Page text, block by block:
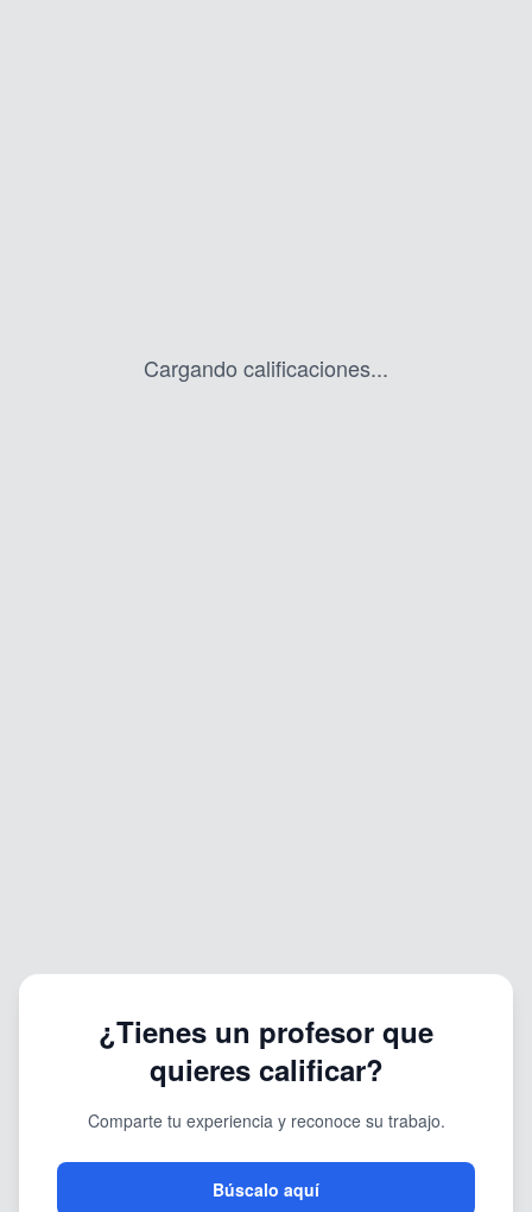
Cargando calificaciones...
¿Tienes un profesor que
quieres calificar?
Comparte tu experiencia y reconoce su trabajo.
Búscalo aquí